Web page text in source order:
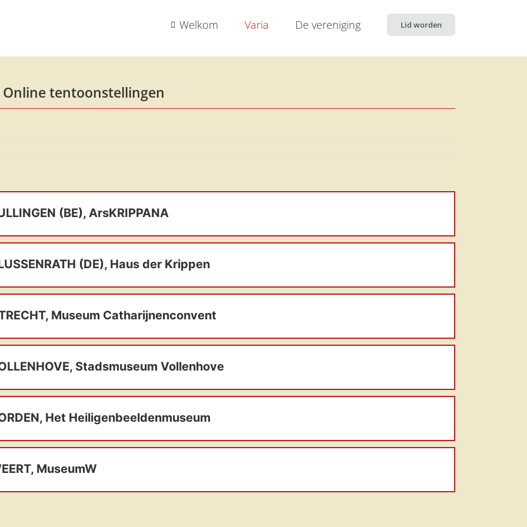
Welkom Varia De vereniging Lid worden
Online tentoonstellingen
(BE), ArsKRIPPANA
(DE), Haus der Krippen
Museum Catharijnenconvent
Stadsmuseum Vollenhove
Het Heiligenbeeldenmuseum
MuseumW